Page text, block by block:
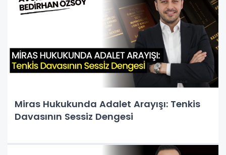
Miras Hukukunda Adalet Arayışı: Tenkis
Davasının Sessiz Dengesi